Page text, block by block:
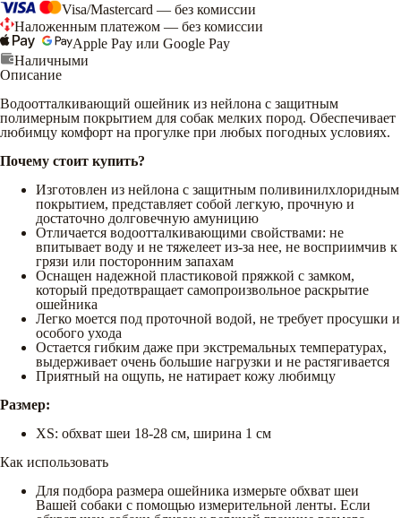
Visa/Mastercard — без комиссии
Наложенным платежом — без комиссии
Apple Pay или Google Pay
Наличными
Описание
Водоотталкивающий ошейник из нейлона с защитным
полимерным покрытием для собак мелких пород. Обеспечивает
любимцу комфорт на прогулке при любых погодных условиях.
Почему стоит купить?
Изготовлен из нейлона с защитным поливинилхлоридным
покрытием, представляет собой легкую, прочную и
достаточно долговечную амуницию
Отличается водоотталкивающими свойствами: не
впитывает воду и не тяжелеет из-за нее, не восприимчив к
грязи или посторонним запахам
Оснащен надежной пластиковой пряжкой с замком,
который предотвращает самопроизвольное раскрытие
ошейника
Легко моется под проточной водой, не требует просушки и
особого ухода
Остается гибким даже при экстремальных температурах,
выдерживает очень большие нагрузки и не растягивается
Приятный на ощупь, не натирает кожу любимцу
Размер:
XS: обхват шеи 18-28 см, ширина 1 см
Как использовать
Для подбора размера ошейника измерьте обхват шеи
Вашей собаки с помощью измерительной ленты. Если